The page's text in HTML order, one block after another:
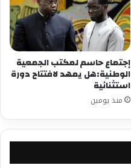
إجتماع حاسم لمكتب الجمعية
الوطنية:هل يمهد لافتتاح دورة
استثنائية
منذ يومين